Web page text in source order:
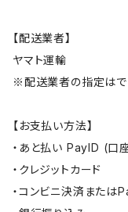
【配送業者】
ヤマト運輸
※配送業者の指定はで
【お支払い方法】
・あと払い PayID (口
・クレジットカード
・コンビニ決済または